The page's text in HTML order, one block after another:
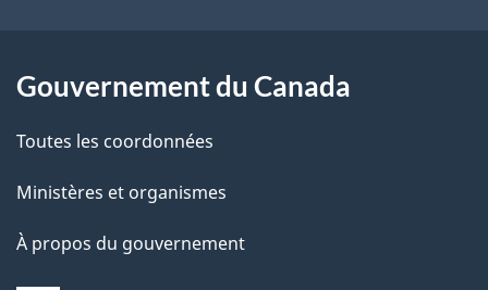
l
p
a
g
Gouvernement du Canada
Toutes les coordonnées
Ministères et organismes
À propos du gouvernement